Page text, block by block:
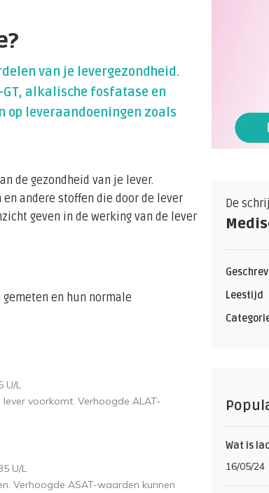
van je levergezondheid.
GT, alkalische fosfatase en
leveraandoeningen zoals
de gezondheid van je lever.
andere stoffen die door de lever
geven in de werking van de lever
en hun normale
U/L
voorkomt. Verhoogde ALAT-
U/L
Verhoogde ASAT-waarden kunnen
De
Leestijd
Wat is
16/05/24